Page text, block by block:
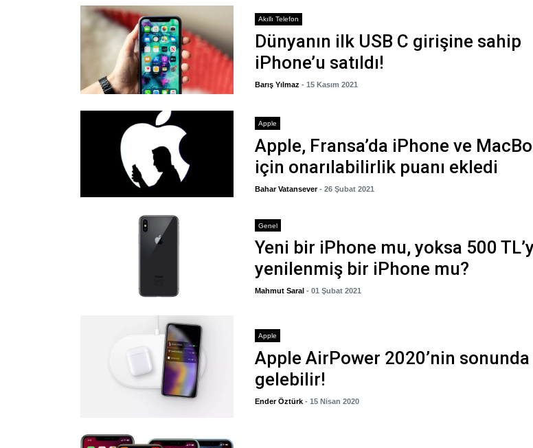
Akıllı Telefon
Dünyanın ilk USB C girişine sahip
iPhone’u satıldı!
Barış Yılmaz - 15 Kasım 2021
Apple
Apple, Fransa’da iPhone ve
için onarılabilirlik puanı ekledi
Bahar Vatansever - 26 Şubat 2021
Genel
Yeni bir iPhone mu, yoksa 500
yenilenmiş bir iPhone mu?
Mahmut Saral - 01 Şubat 2021
Apple
Apple AirPower 2020’nin sonunda
gelebilir!
Ender Öztürk - 15 Nisan 2020